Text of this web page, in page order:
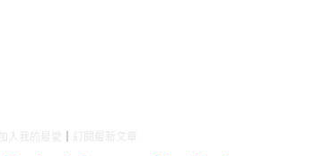
加入我的最愛 訂閱最新文章